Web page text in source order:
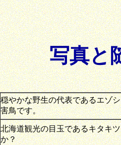
写真と
穏やかな野生の代表であるエゾ
害鳥です。
北海道観光の目玉であるキタキ
か？